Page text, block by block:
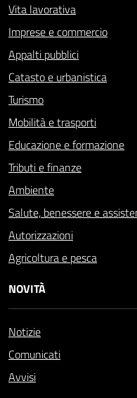
Vita lavorativa
Imprese e commercio
Appalti pubblici
Catasto e urbanistica
Turismo
Mobilità e trasporti
Educazione e formazione
Tributi e finanze
Ambiente
Salute, benessere e
Autorizzazioni
Agricoltura e pesca
NOVITÀ
Notizie
Comunicati
Avvisi